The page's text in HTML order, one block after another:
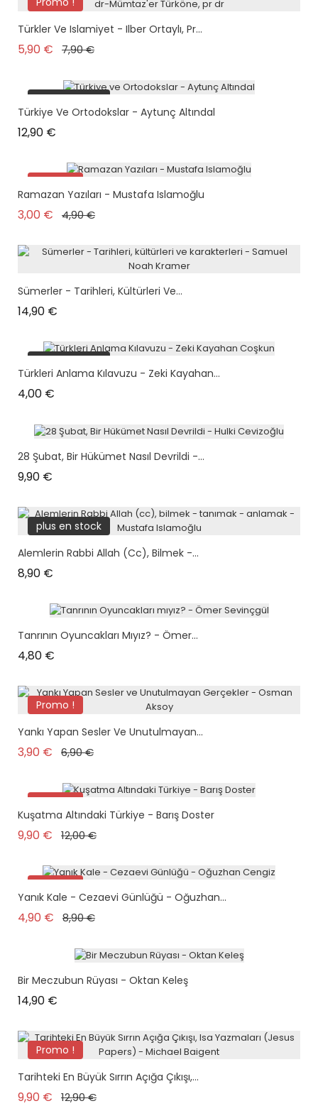
Türkler Ve Islamiyet - Ilber Ortaylı, Pr...
5,90 € Prix de base
7,90 €Prix
plus en stock
Türkiye Ve Ortodokslar - Aytunç Altındal
12,90 €
Promo !
Ramazan Yazıları - Mustafa Islamoğlu
3,00 € Prix de base
4,90 €Prix
Sümerler - Tarihleri, Kültürleri Ve...
14,90 €
plus en stock
Türkleri Anlama Kılavuzu - Zeki Kayahan...
4,00 €
28 Şubat, Bir Hükümet Nasıl Devrildi -...
9,90 €
plus en stock
Alemlerin Rabbi Allah (cc), Bilmek -...
8,90 €
Tanrının Oyuncakları Mıyız? - Ömer...
4,80 €
Promo !
Yankı Yapan Sesler Ve Unutulmayan...
3,90 € Prix de base
6,90 €Prix
Promo !
Kuşatma Altındaki Türkiye - Barış Doster
9,90 € Prix de base
12,00 €Prix
Promo !
Yanık Kale - Cezaevi Günlüğü - Oğuzhan...
4,90 € Prix de base
8,90 €Prix
Bir Meczubun Rüyası - Oktan Keleş
14,90 €
Promo !
Tarihteki En Büyük Sırrın Açığa Çıkışı,...
9,90 € Prix de base
12,90 €Prix